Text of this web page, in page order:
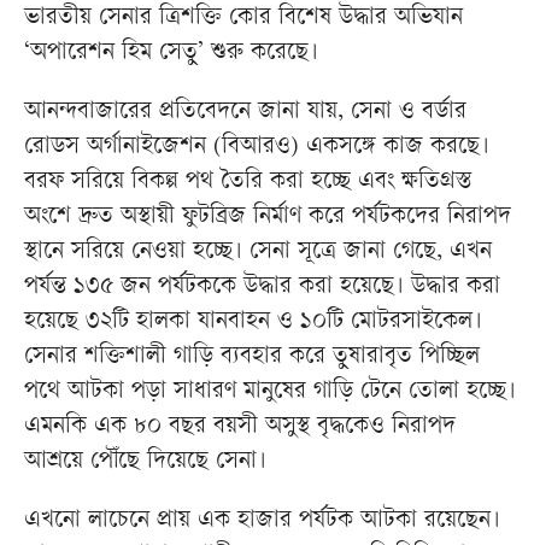
ভারতীয় সেনার ত্রিশক্তি কোর বিশেষ উদ্ধার অভিযান
‘অপারেশন হিম সেতু’ শুরু করেছে।
আনন্দবাজারের প্রতিবেদনে জানা যায়, সেনা ও বর্ডার
রোডস অর্গানাইজেশন (বিআরও) একসঙ্গে কাজ করছে।
বরফ সরিয়ে বিকল্প পথ তৈরি করা হচ্ছে এবং ক্ষতিগ্রস্ত
অংশে দ্রুত অস্থায়ী ফুটব্রিজ নির্মাণ করে পর্যটকদের নিরাপদ
স্থানে সরিয়ে নেওয়া হচ্ছে। সেনা সূত্রে জানা গেছে, এখন
পর্যন্ত ১৩৫ জন পর্যটককে উদ্ধার করা হয়েছে। উদ্ধার করা
হয়েছে ৩২টি হালকা যানবাহন ও ১০টি মোটরসাইকেল।
সেনার শক্তিশালী গাড়ি ব্যবহার করে তুষারাবৃত পিচ্ছিল
পথে আটকা পড়া সাধারণ মানুষের গাড়ি টেনে তোলা হচ্ছে।
এমনকি এক ৮০ বছর বয়সী অসুস্থ বৃদ্ধকেও নিরাপদ
আশ্রয়ে পৌঁছে দিয়েছে সেনা।
এখনো লাচেনে প্রায় এক হাজার পর্যটক আটকা রয়েছেন।